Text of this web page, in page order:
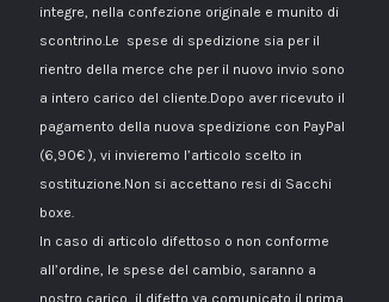
integre, nella confezione originale e munito di
scontrino.Le spese di spedizione sia per il
rientro della merce che per il nuovo invio sono
a intero carico del cliente.Dopo aver ricevuto il
pagamento della nuova spedizione con PayPal
(6,90€ ), vi invieremo l’articolo scelto in
sostituzione.Non si accettano resi di Sacchi
boxe.
In caso di articolo difettoso o non conforme
all’ordine, le spese del cambio, saranno a
nostro carico, il difetto va comunicato il prima